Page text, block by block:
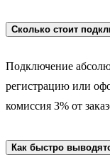
Сколько стоит
Подключение
регистрацию или
комиссия 3% от
Как быстро